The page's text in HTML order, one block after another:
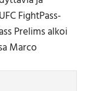
FightPass-
Prelims alkoi
Marco